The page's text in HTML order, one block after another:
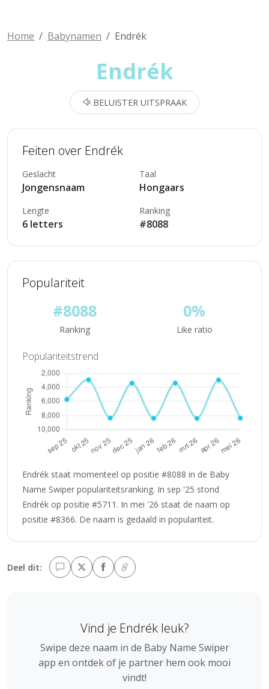
Home Babynamen Endrék
Endrék
BELUISTER UITSPRAAK
Feiten over Endrék
Geslacht
Jongensnaam
Taal
Hongaars
Lengte
6 letters
Ranking
#8088
Populariteit
#8088
Ranking
0%
Like ratio
Populariteitstrend
Endrék staat momenteel op positie #8088 in de Baby
Name Swiper populariteitsranking. In sep '25 stond
Endrék op positie #5711. In mei '26 staat de naam op
positie #8366. De naam is gedaald in populariteit.
Deel dit:
Vind je Endrék leuk?
Swipe deze naam in de Baby Name Swiper
app en ontdek of je partner hem ook mooi
vindt!